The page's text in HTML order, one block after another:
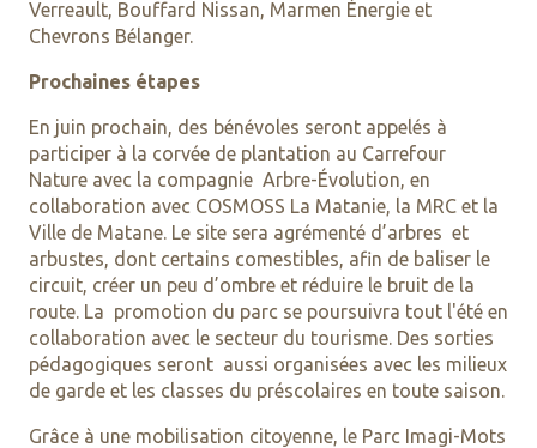
Verreault, Bouffard Nissan, Marmen Énergie et
Chevrons Bélanger.
Prochaines étapes
En juin prochain, des bénévoles seront appelés à
participer à la corvée de plantation au Carrefour
Nature avec la compagnie Arbre-Évolution, en
collaboration avec COSMOSS La Matanie, la MRC et la
Ville de Matane. Le site sera agrémenté d’arbres et
arbustes, dont certains comestibles, afin de baliser le
circuit, créer un peu d’ombre et réduire le bruit de la
route. La promotion du parc se poursuivra tout l'été en
collaboration avec le secteur du tourisme. Des sorties
pédagogiques seront aussi organisées avec les milieux
de garde et les classes du préscolaires en toute saison.
Grâce à une mobilisation citoyenne, le Parc Imagi-Mots